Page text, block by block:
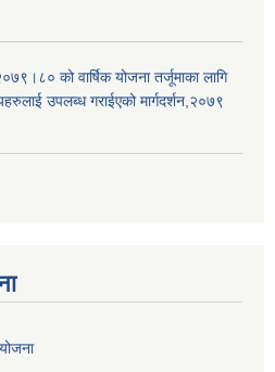
को वार्षिक योजना तर्जूमाका लागि
उपलब्ध गराईएको मार्गदर्शन,२०७९